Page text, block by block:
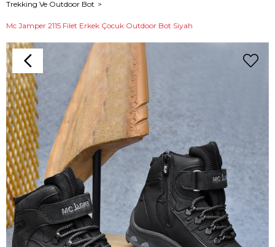
Trekking Ve Outdoor Bot
Mc Jamper 2115 Filet Erkek Çocuk Outdoor Bot Siyah